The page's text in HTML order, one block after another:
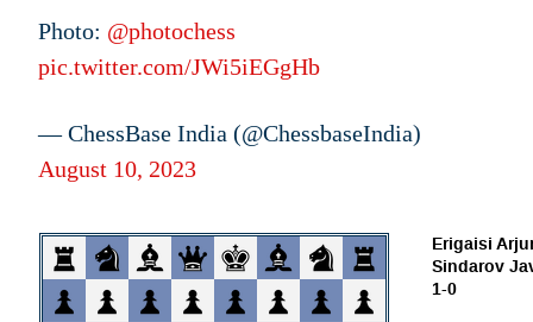
Photo: @photochess
pic.twitter.com/JWi5iEGgHb
— ChessBase India (@ChessbaseIndia)
August 10, 2023